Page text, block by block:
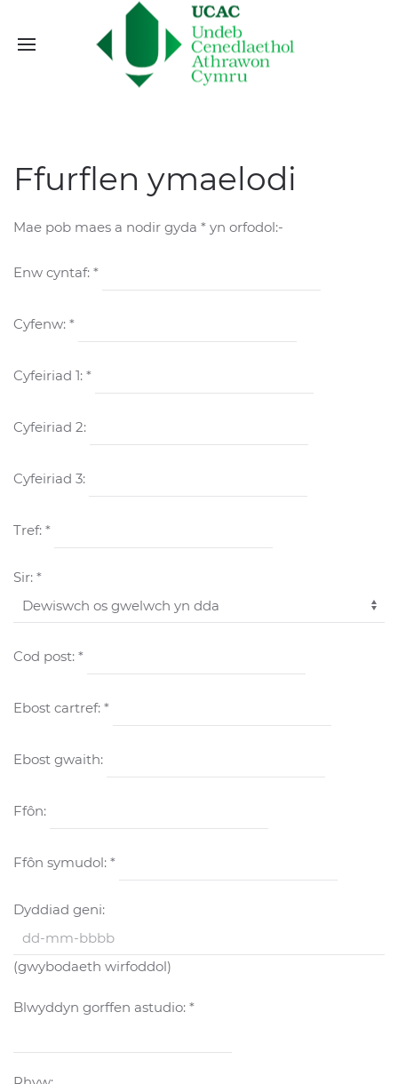
Ffurflen ymaelodi
Mae pob maes a nodir gyda * yn orfodol:-
Enw cyntaf: *
Cyfenw: *
Cyfeiriad 1: *
Cyfeiriad 2:
Cyfeiriad 3:
Tref: *
Sir: *
Cod post: *
Ebost cartref: *
Ebost gwaith:
Ffôn:
Ffôn symudol: *
Dyddiad geni:
(gwybodaeth wirfoddol)
Blwyddyn gorffen astudio: *